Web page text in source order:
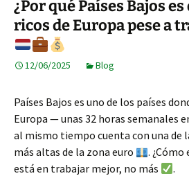
¿Por qué Países Bajos
ricos de Europa pese a
12/06/2025 Blog
Países Bajos es uno de los países
Europa — unas 32 horas semanales
al mismo tiempo cuenta con una de
más altas de la zona euro
. ¿Cómo
está en trabajar mejor, no más
.